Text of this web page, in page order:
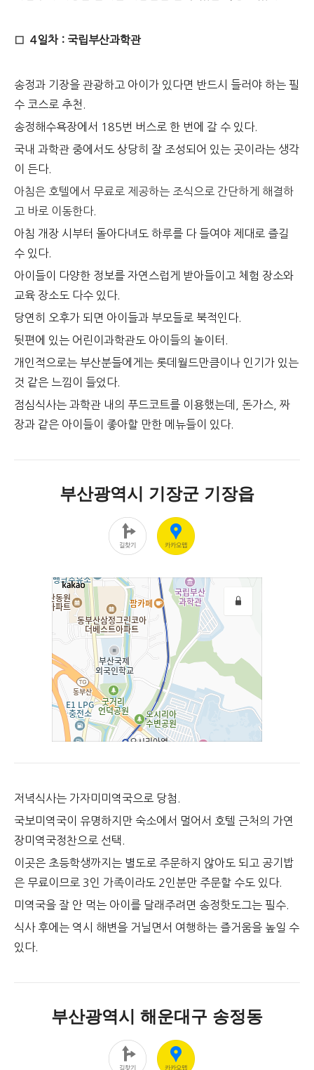
□ 4일차 : 국립부산과학관
송정과 기장을 관광하고 아이가 있다면 반드시 들러야 하는 필
수 코스로 추천.
송정해수욕장에서 185번 버스로 한 번에 갈 수 있다.
국내 과학관 중에서도 상당히 잘 조성되어 있는 곳이라는 생각
이 든다.
아침은 호텔에서 무료로 제공하는 조식으로 간단하게 해결하
고 바로 이동한다.
아침 개장 시부터 돌아다녀도 하루를 다 들여야 제대로 즐길
수 있다.
아이들이 다양한 정보를 자연스럽게 받아들이고 체험 장소와
교육 장소도 다수 있다.
당연히 오후가 되면 아이들과 부모들로 북적인다.
뒷편에 있는 어린이과학관도 아이들의 놀이터.
개인적으로는 부산분들에게는 롯데월드만큼이나 인기가 있는
것 같은 느낌이 들었다.
점심식사는 과학관 내의 푸드코트를 이용했는데, 돈가스, 짜
장과 같은 아이들이 좋아할 만한 메뉴들이 있다.
저녁식사는 가자미미역국으로 당첨.
국보미역국이 유명하지만 숙소에서 멀어서 호텔 근처의 가연
장미역국정찬으로 선택.
이곳은 초등학생까지는 별도로 주문하지 않아도 되고 공기밥
은 무료이므로 3인 가족이라도 2인분만 주문할 수도 있다.
미역국을 잘 안 먹는 아이를 달래주려면 송정핫도그는 필수.
식사 후에는 역시 해변을 거닐면서 여행하는 즐거움을 높일 수
있다.